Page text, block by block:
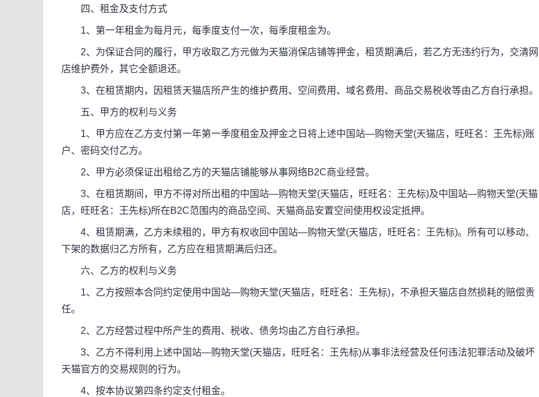
四、租金及支付方式
1、第一年租金为每月元，每季度支付一次，每季度租金为。
2、为保证合同的履行，甲方收取乙方元做为天猫消保店铺等押金，租赁期满后，若乙方无违约行为，交清网
店维护费外，其它全额退还。
3、在租赁期内，因租赁天猫店所产生的维护费用、空间费用、域名费用、商品交易税收等由乙方自行承担。
五、甲方的权利与义务
1、甲方应在乙方支付第一年第一季度租金及押金之日将上述中国站—购物天堂(天猫店，旺旺名：王先标)账
户、密码交付乙方。
2、甲方必须保证出租给乙方的天猫店铺能够从事网络B2C商业经营。
3、在租赁期间，甲方不得对所出租的中国站—购物天堂(天猫店，旺旺名：王先标)及中国站—购物天堂(天猫
店，旺旺名：王先标)所在B2C范围内的商品空间、天猫商品安置空间使用权设定抵押。
4、租赁期满，乙方未续租的，甲方有权收回中国站—购物天堂(天猫店，旺旺名：王先标)。所有可以移动、
下架的数据归乙方所有，乙方应在租赁期满后归还。
六、乙方的权利与义务
1、乙方按照本合同约定使用中国站—购物天堂(天猫店，旺旺名：王先标)，不承担天猫店自然损耗的赔偿责
任。
2、乙方经营过程中所产生的费用、税收、债务均由乙方自行承担。
3、乙方不得利用上述中国站—购物天堂(天猫店，旺旺名：王先标)从事非法经营及任何违法犯罪活动及破坏
天猫官方的交易规则的行为。
4、按本协议第四条约定支付租金。